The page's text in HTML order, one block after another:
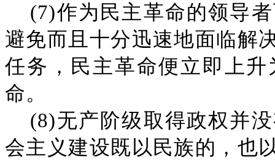
(7)作为民主革命的领导
避免而且十分迅速地面临解
任务，民主革命便立即上
命。
(8)无产阶级取得政权并
会主义建设既以民族的，也